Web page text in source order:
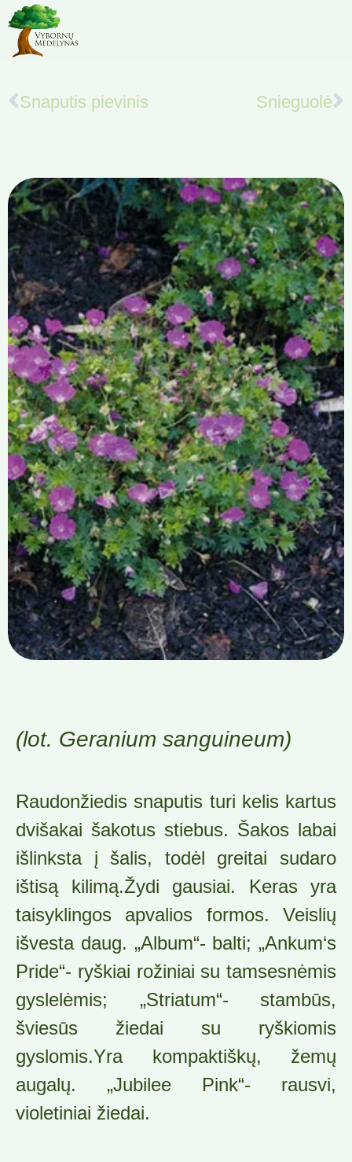
Snaputis pievinis Snieguolė
(lot. Geranium sanguineum)
Raudonžiedis snaputis turi kelis kartus
dvišakai šakotus stiebus. Šakos labai
išlinksta į šalis, todėl greitai sudaro
ištisą kilimą.Žydi gausiai. Keras yra
taisyklingos apvalios formos. Veislių
išvesta daug. „Album“- balti; „Ankum‘s
Pride“- ryškiai rožiniai su tamsesnėmis
gyslelėmis; „Striatum“- stambūs,
šviesūs žiedai su ryškiomis
gyslomis.Yra kompaktiškų, žemų
augalų. „Jubilee Pink“- rausvi,
violetiniai žiedai.